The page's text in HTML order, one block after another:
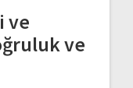
ve
ve